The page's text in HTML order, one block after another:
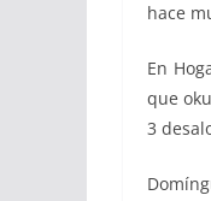
hace
En
que
3